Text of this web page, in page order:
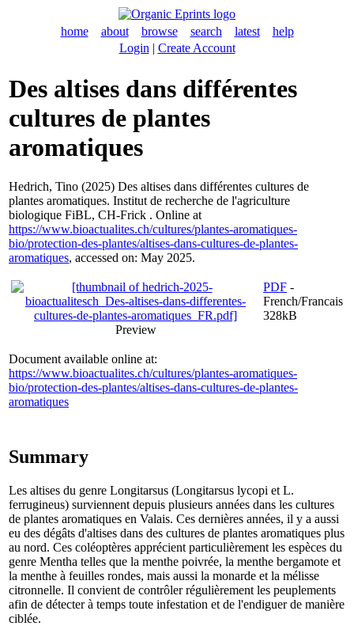
home about browse search latest
help
Login | Create Account
Des altises dans différentes
cultures de plantes
aromatiques
Hedrich, Tino (2025) Des altises dans différentes cultures de
plantes aromatiques. Institut de recherche de l'agriculture
biologique FiBL, CH-Frick . Online at
https://www.bioactualites.ch/cultures/plantes-aromatiques-
bio/protection-des-plantes/altises-dans-cultures-de-plantes-
aromatiques, accessed on: May 2025.
Preview
PDF -
French/Francais
328kB
Document available online at:
https://www.bioactualites.ch/cultures/plantes-aromatiques-
bio/protection-des-plantes/altises-dans-cultures-de-plantes-
aromatiques
Summary
Les altises du genre Longitarsus (Longitarsus lycopi et L.
ferrugineus) surviennent depuis plusieurs années dans les cultures
de plantes aromatiques en Valais. Ces dernières années, il y a aussi
eu des dégâts d'altises dans des cultures de plantes aromatiques plus
au nord. Ces coléoptères apprécient particulièrement les espèces du
genre Mentha telles que la menthe poivrée, la menthe bergamote et
la menthe à feuilles rondes, mais aussi la monarde et la mélisse
citronnelle. Il convient de contrôler régulièrement les peuplements
afin de détecter à temps toute infestation et de l'endiguer de manière
ciblée.